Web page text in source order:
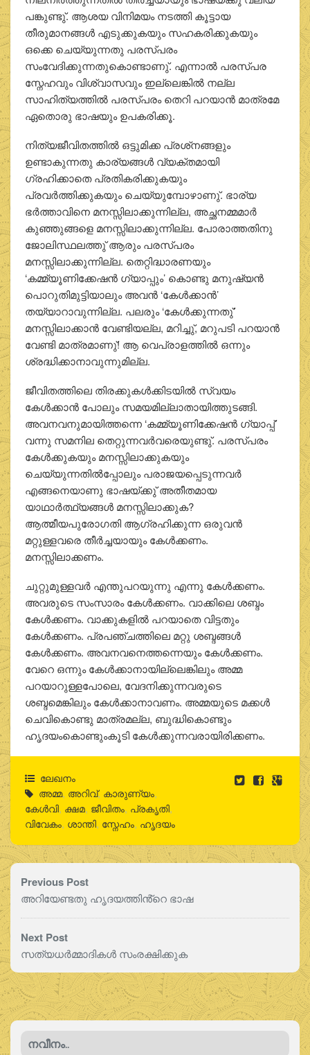
പങ്കുണ്ടു്. ആശയ വിനിമയം നടത്തി കൂട്ടായ
തീരുമാനങ്ങള്‍ എടുക്കുകയും സഹകരിക്കുകയും
ഒക്കെ ചെയ്യുന്നതു പരസ്പരം
സംവേദിക്കുന്നതുകൊണ്ടാണു്. എന്നാല്‍ പരസ്പര
സ്നേഹവും വിശ്വാസവും ഇല്ലെങ്കില്‍ നല്ല
സാഹിത്യത്തില്‍ പരസ്പരം തെറി പറയാന്‍ മാത്രമേ
ഏതൊരു ഭാഷയും ഉപകരിക്കൂ.
നിത്യജീവിതത്തില്‍ ഒട്ടുമിക്ക പ്രശ്‌നങ്ങളും
ഉണ്ടാകുന്നതു കാര്യങ്ങള്‍ വ്യക്തമായി
ഗ്രഹിക്കാതെ പ്രതികരിക്കുകയും
പ്രവര്‍ത്തിക്കുകയും ചെയ്യുമ്പോഴാണു്. ഭാര്യ
ഭര്‍ത്താവിനെ മനസ്സിലാക്കുന്നില്ല, അച്ഛനമ്മമാര്‍
കുഞ്ഞുങ്ങളെ മനസ്സിലാക്കുന്നില്ല. പോരാത്തതിനു
ജോലിസ്ഥലത്തു് ആരും പരസ്പരം
മനസ്സിലാക്കുന്നില്ല. തെറ്റിദ്ധാരണയും
‘കമ്മ്യൂണിക്കേഷന്‍ ഗ്യാപ്പും’ കൊണ്ടു മനുഷ്യന്‍
പൊറുതിമുട്ടിയാലും അവന്‍ ‘കേള്‍ക്കാന്‍’
തയ്യാറാവുന്നില്ല. പലരും ‘കേള്‍ക്കുന്നതു്’
മനസ്സിലാക്കാന്‍ വേണ്ടിയല്ല, മറിച്ചു്, മറുപടി പറയാന്‍
വേണ്ടി മാത്രമാണു്! ആ വെപ്രാളത്തില്‍ ഒന്നും
ശ്രദ്ധിക്കാനാവുന്നുമില്ല.
ജീവിതത്തിലെ തിരക്കുകള്‍ക്കിടയില്‍ സ്വയം
കേള്‍ക്കാന്‍ പോലും സമയമില്ലാതായിത്തുടങ്ങി.
അവനവനുമായിത്തന്നെ ‘കമ്മ്യൂണിക്കേഷന്‍ ഗ്യാപ്പ്’
വന്നു സമനില തെറ്റുന്നവര്‍വരെയുണ്ടു്. പരസ്പരം
കേള്‍ക്കുകയും മനസ്സിലാക്കുകയും
ചെയ്യുന്നതില്‍പ്പോലും പരാജയപ്പെടുന്നവര്‍
എങ്ങനെയാണു ഭാഷയ്ക്കു് അതീതമായ
യാഥാര്‍ത്ഥ്യങ്ങള്‍ മനസ്സിലാക്കുക?
ആത്മീയപുരോഗതി ആഗ്രഹിക്കുന്ന ഒരുവന്‍
മറ്റുള്ളവരെ തീര്‍ച്ചയായും കേള്‍ക്കണം.
മനസ്സിലാക്കണം.
ചുറ്റുമുള്ളവര്‍ എന്തുപറയുന്നു എന്നു കേള്‍ക്കണം.
അവരുടെ സംസാരം കേള്‍ക്കണം. വാക്കിലെ ശബ്ദം
കേള്‍ക്കണം. വാക്കുകളില്‍ പറയാതെ വിട്ടതും
കേള്‍ക്കണം. പ്രപഞ്ചത്തിലെ മറ്റു ശബ്ദങ്ങള്‍
കേള്‍ക്കണം. അവനവനെത്തന്നെയും കേള്‍ക്കണം.
വേറെ ഒന്നും കേള്‍ക്കാനായില്ലെങ്കിലും അമ്മ
പറയാറുള്ളപോലെ, വേദനിക്കുന്നവരുടെ
ശബ്ദമെങ്കിലും കേള്‍ക്കാനാവണം. അമ്മയുടെ മക്കള്‍
ചെവികൊണ്ടു മാത്രമല്ല, ബുദ്ധികൊണ്ടും
ഹൃദയംകൊണ്ടുംകൂടി കേള്‍ക്കുന്നവരായിരിക്കണം.
ലേഖനം
അമ്മ, അറിവ്, കാരുണ്യം,
കേള്‍വി, ക്ഷമ, ജീവിതം, പ്രകൃതി,
വിവേകം, ശാന്തി, സ്നേഹം, ഹൃദയം
Previous Post
അറിയേണ്ടതു ഹൃദയത്തിൻ്റെ ഭാഷ
Next Post
സത്യധർമ്മാദികൾ സംരക്ഷിക്കുക
നവീനം..